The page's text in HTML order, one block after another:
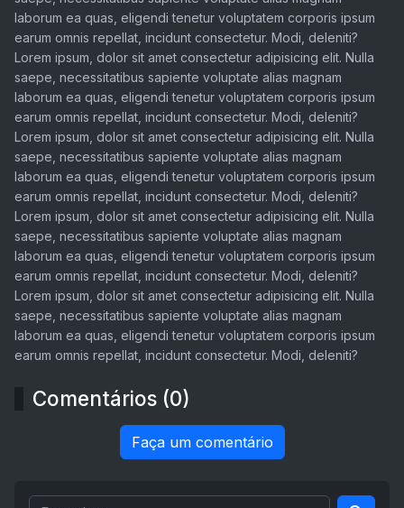
laborum ea quas, eligendi tenetur voluptatem corporis ipsum
earum omnis repellat, incidunt consectetur. Modi, deleniti?
Lorem ipsum, dolor sit amet consectetur adipisicing elit. Nulla
saepe, necessitatibus sapiente voluptate alias magnam
laborum ea quas, eligendi tenetur voluptatem corporis ipsum
earum omnis repellat, incidunt consectetur. Modi, deleniti?
Lorem ipsum, dolor sit amet consectetur adipisicing elit. Nulla
saepe, necessitatibus sapiente voluptate alias magnam
laborum ea quas, eligendi tenetur voluptatem corporis ipsum
earum omnis repellat, incidunt consectetur. Modi, deleniti?
Lorem ipsum, dolor sit amet consectetur adipisicing elit. Nulla
saepe, necessitatibus sapiente voluptate alias magnam
laborum ea quas, eligendi tenetur voluptatem corporis ipsum
earum omnis repellat, incidunt consectetur. Modi, deleniti?
Lorem ipsum, dolor sit amet consectetur adipisicing elit. Nulla
saepe, necessitatibus sapiente voluptate alias magnam
laborum ea quas, eligendi tenetur voluptatem corporis ipsum
earum omnis repellat, incidunt consectetur. Modi, deleniti?
Comentários (0)
Faça um comentário